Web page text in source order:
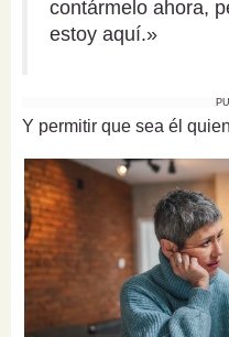
contármelo ahora,
estoy aquí.»
Y permitir que sea él